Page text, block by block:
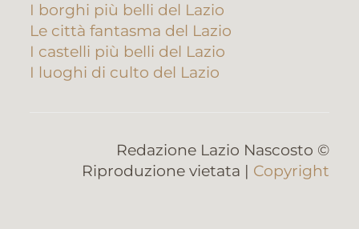
I borghi più belli del Lazio
Le città fantasma del Lazio
I castelli più belli del Lazio
I luoghi di culto del Lazio
Redazione Lazio Nascosto ©
Riproduzione vietata | Copyright